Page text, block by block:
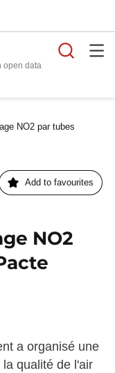
open data
NO2 par tubes
Add to favourites
NO2
a organisé une
qualité de l'air